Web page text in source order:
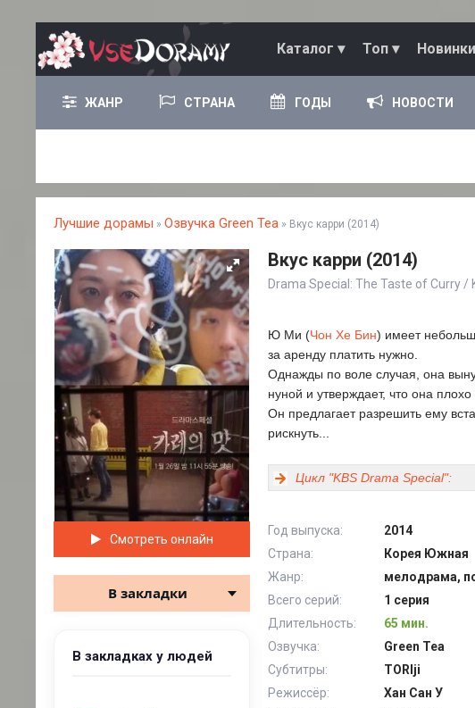
Каталог ▾ Топ ▾ Новинки
ЖАНР СТРАНА ГОДЫ НОВОСТИ
Лучшие дорамы » Озвучка Green Tea » Вкус карри (2014)
Смотреть онлайн
В закладки
В закладках у людей
Вкус карри (2014)
Drama Special: The Taste of Curry /
Ю Ми (Чон Хе Бин) имеет
за аренду платить нужно.
Однажды по воле случая, она
нуной и утверждает, что она плохо
Он предлагает разрешить ему
рискнуть...
Цикл "KBS Drama Special":
Год выпуска:
2014
Страна:
Корея Южная
Жанр:
мелодрама,
Всего серий:
1 серия
Длительность:
65 мин.
Озвучка:
Green Tea
Субтитры:
TORIji
Режиссёр:
Хан Сан У